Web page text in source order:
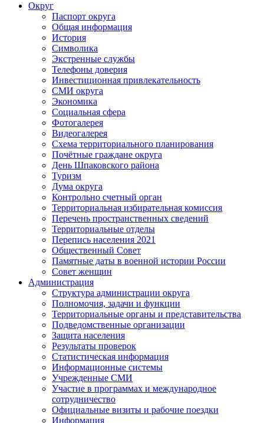
Округ
Паспорт округа
Общая информация
История
Символика
Экстренные службы
Телефоны доверия
Инвестиционная привлекательность
СМИ округа
Экономика
Социальная сфера
Фотогалерея
Видеогалерея
Схема территориального планирования
Почётные граждане округа
День Шпаковского района
Туризм
Дума округа
Контрольно счетный орган
Территориальная избирательная комиссия
Перечень пространственных сведений
Территориальные отделы
Перепись населения 2021
Общественный Совет
Памятные даты в военной истории России
Совет женщин
Администрация
Структура администрации округа
Полномочия, задачи и функции
Территориальные органы и представительства
Подведомственные организации
Защита населения
Результаты проверок
Статистическая информация
Информационные системы
Учрежденные СМИ
Участие в программах и международное
сотрудничество
Официальные визиты и рабочие поездки
Информация